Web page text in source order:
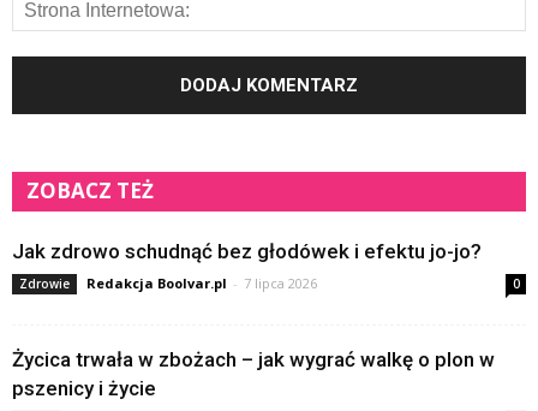
ZOBACZ TEŻ
Jak zdrowo schudnąć bez głodówek i efektu jo-jo?
Zdrowie Redakcja Boolvar.pl - 7 lipca 2026 0
Życica trwała w zbożach – jak wygrać walkę o plon w
pszenicy i życie